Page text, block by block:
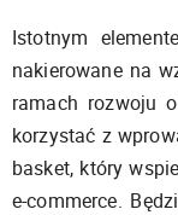
Istotnym
nakierowane na
ramach rozwoju
korzystać z
basket, który
e-commerce.